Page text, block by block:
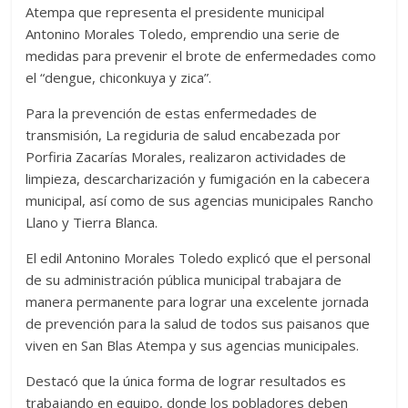
Atempa que representa el presidente municipal
Antonino Morales Toledo, emprendio una serie de
medidas para prevenir el brote de enfermedades como
el “dengue, chiconkuya y zica”.
Para la prevención de estas enfermedades de
transmisión, La regiduria de salud encabezada por
Porfiria Zacarías Morales, realizaron actividades de
limpieza, descarcharización y fumigación en la cabecera
municipal, así como de sus agencias municipales Rancho
Llano y Tierra Blanca.
El edil Antonino Morales Toledo explicó que el personal
de su administración pública municipal trabajara de
manera permanente para lograr una excelente jornada
de prevención para la salud de todos sus paisanos que
viven en San Blas Atempa y sus agencias municipales.
Destacó que la única forma de lograr resultados es
trabajando en equipo, donde los pobladores deben